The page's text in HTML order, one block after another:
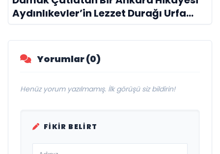
Aydınlıkevler’in Lezzet Durağı Urfa
Damak
Yorumlar (0)
Henüz yorum yazılmamış. İlk görüşü siz bildirin!
FIKIR BELIRT